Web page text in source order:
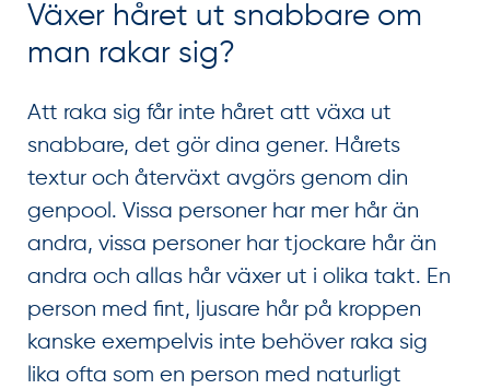
Växer håret ut snabbare om
man rakar sig?
Att raka sig får inte håret att växa ut
snabbare, det gör dina gener. Hårets
textur och återväxt avgörs genom din
genpool. Vissa personer har mer hår än
andra, vissa personer har tjockare hår än
andra och allas hår växer ut i olika takt. En
person med fint, ljusare hår på kroppen
kanske exempelvis inte behöver raka sig
lika ofta som en person med naturligt